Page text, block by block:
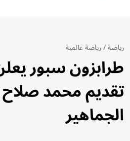
رياضة/رياضة عالمية
طرابزون سبور
تقديم محمد
الجماهير